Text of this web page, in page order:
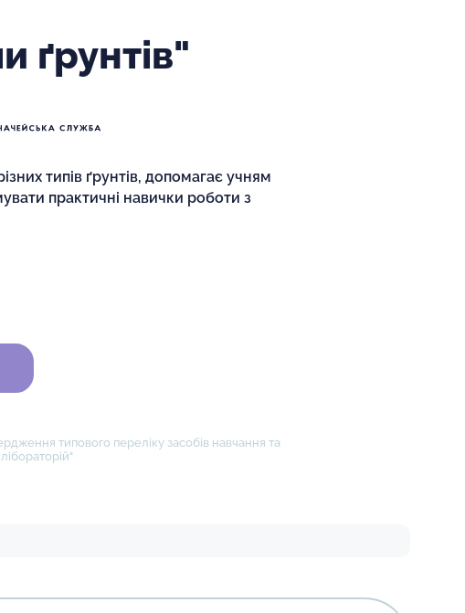
ґрунтів"
типів ґрунтів, допомагає учням
практичні навички роботи з
типового переліку засобів навчання та